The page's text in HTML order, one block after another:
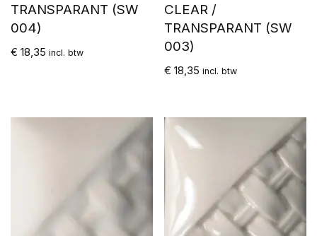
TRANSPARANT (SW
004)
€ 18,35 incl. btw
CLEAR /
TRANSPARANT (SW
003)
€ 18,35 incl. btw